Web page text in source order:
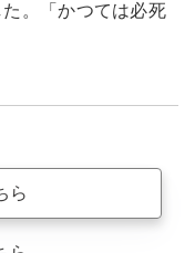
。「かつては必死
ら